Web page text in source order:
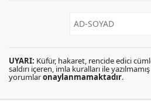
UYARI: Küfür, hakaret, rencide edici
saldırı içeren, imla kuralları ile
yorumlaronaylanmamaktadır.